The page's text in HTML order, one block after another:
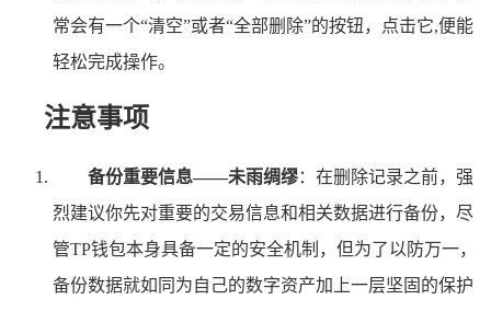
常会有一个“清空”或者“全部删除”的按钮，点击它,便能
轻松完成操作。
注意事项
备份重要信息——未雨绸缪：在删除记录之前，强
烈建议你先对重要的交易信息和相关数据进行备份，尽
管TP钱包本身具备一定的安全机制，但为了以防万一，
备份数据就如同为自己的数字资产加上一层坚固的保护